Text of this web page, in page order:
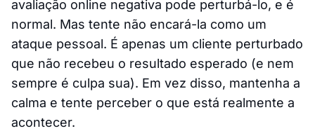
avaliação online negativa pode perturbá-lo, e é
normal. Mas tente não encará-la como um
ataque pessoal. É apenas um cliente perturbado
que não recebeu o resultado esperado (e nem
sempre é culpa sua). Em vez disso, mantenha a
calma e tente perceber o que está realmente a
acontecer.